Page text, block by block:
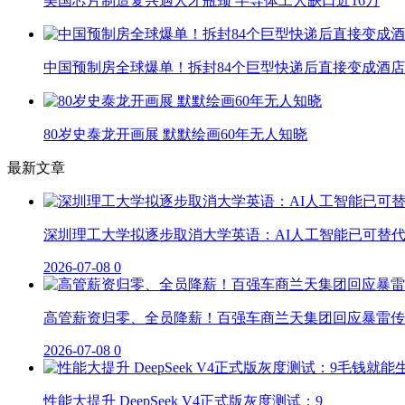
中国预制房全球爆单！拆封84个巨型快递后直接变成酒店
80岁史泰龙开画展 默默绘画60年无人知晓
最新文章
深圳理工大学拟逐步取消大学英语：AI人工智能已可替代
2026-07-08 0
高管薪资归零、全员降薪！百强车商兰天集团回应暴雷
2026-07-08 0
性能大提升 DeepSeek V4正式版灰度测试：9